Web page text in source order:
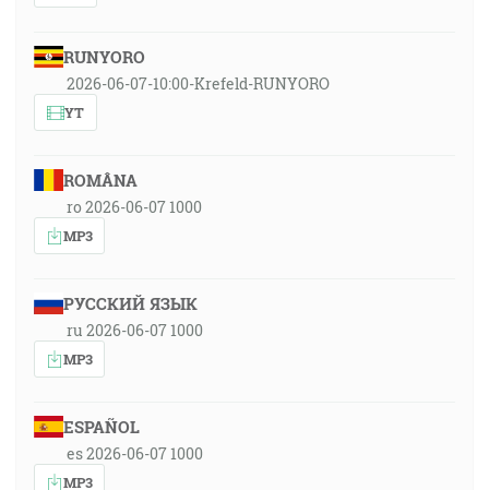
RUNYORO
2026-06-07-10:00-Krefeld-RUNYORO
YT
ROMÂNA
ro 2026-06-07 1000
MP3
РУССКИЙ ЯЗЫК
ru 2026-06-07 1000
MP3
ESPAÑOL
es 2026-06-07 1000
MP3